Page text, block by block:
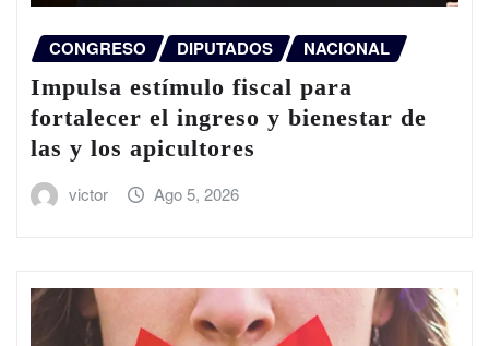
CONGRESO DIPUTADOS NACIONAL
Impulsa estímulo fiscal para
fortalecer el ingreso y bienestar de
las y los apicultores
victor Ago 5, 2026